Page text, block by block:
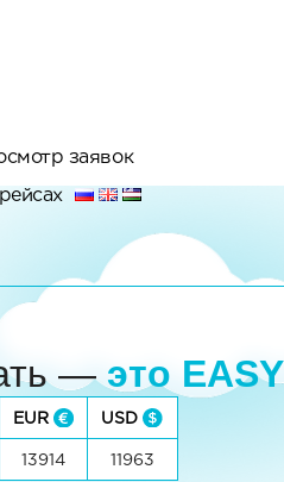
заявок
—это EASY
EUR USD
13914 11963